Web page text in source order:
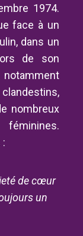
1974.
face à un
dans un
de son
nombreux
de cœur
un